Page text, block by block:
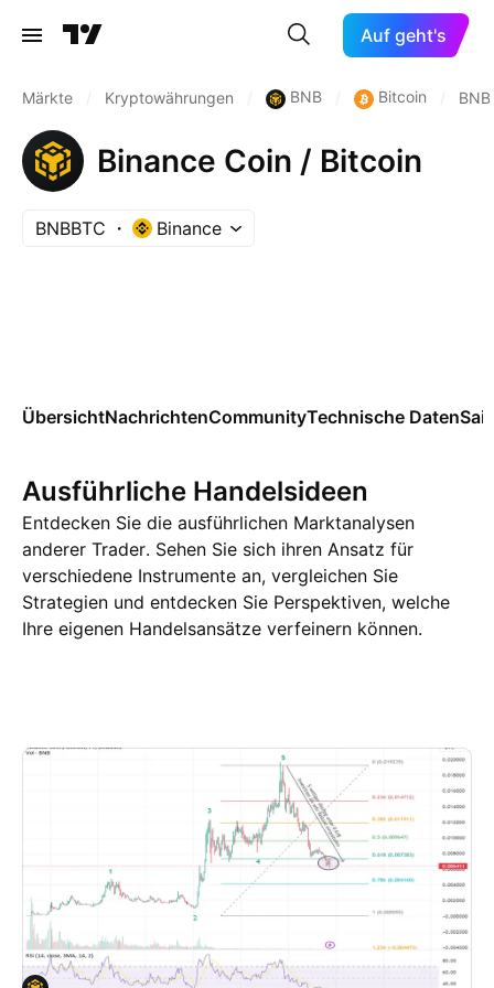
Auf geht's
Märkte Kryptowährungen BNB Bitcoin
Binance Coin / Bitcoin
BNBBTC Binance
ÜbersichtNachrichtenCommunityTechnische Daten
Ausführliche Handelsideen
Entdecken Sie die ausführlichen Marktanalysen
anderer Trader. Sehen Sie sich ihren Ansatz für
verschiedene Instrumente an, vergleichen Sie
Strategien und entdecken Sie Perspektiven, welche
Ihre eigenen Handelsansätze verfeinern können.